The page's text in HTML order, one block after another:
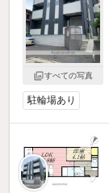
すべての写真
駐輪場あり